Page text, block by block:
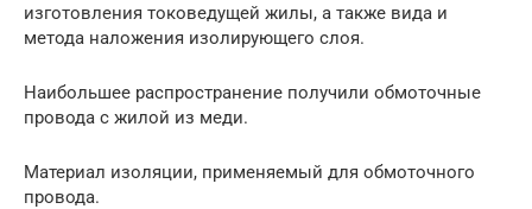
изготовления токоведущей жилы, а также вида и
метода наложения изолирующего слоя.
Наибольшее распространение получили обмоточные
провода с жилой из меди.
Материал изоляции, применяемый для обмоточного
провода.